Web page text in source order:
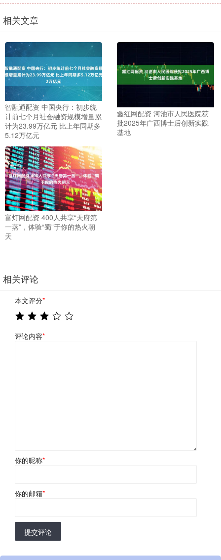
相关文章
智融通配资 中国央行：初步统
计前七个月社会融资规模增量累
计为23.99万亿元 比上年同期多
5.12万亿元
鑫红网配资 河池市人民医院获
批2025年广西博士后创新实践
基地
富灯网配资 400人共享“天府第
一蒸”，体验“蜀”于你的热火朝
天
相关评论
本文评分*
评论内容*
你的昵称*
你的邮箱*
提交评论